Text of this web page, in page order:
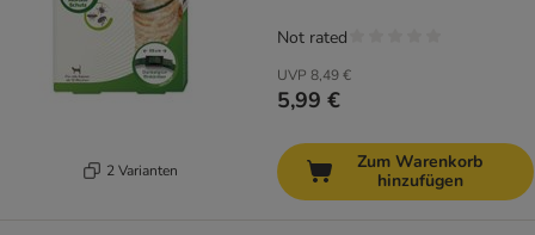
2 Varianten
UVP 8,49 €
5,99 €
Not rated
Zum Warenkorb
hinzufügen